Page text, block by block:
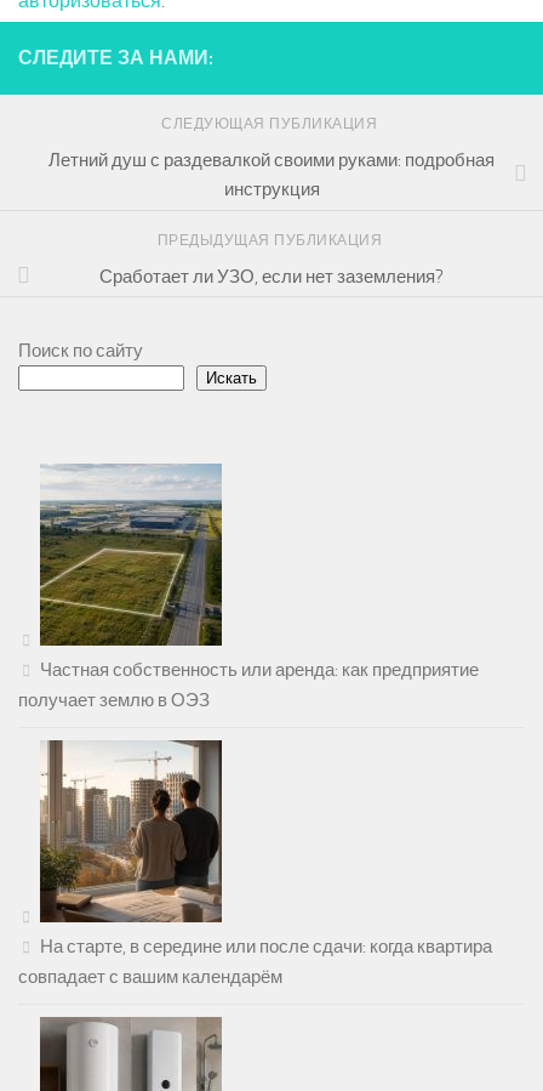
СЛЕДИТЕ ЗА НАМИ:
СЛЕДУЮЩАЯ ПУБЛИКАЦИЯ
Летний душ с раздевалкой своими руками: подробная
инструкция
ПРЕДЫДУЩАЯ ПУБЛИКАЦИЯ
Сработает ли УЗО, если нет заземления?
Поиск по сайту
Искать
Частная собственность или аренда: как предприятие
получает землю в ОЭЗ
На старте, в середине или после сдачи: когда квартира
совпадает с вашим календарём